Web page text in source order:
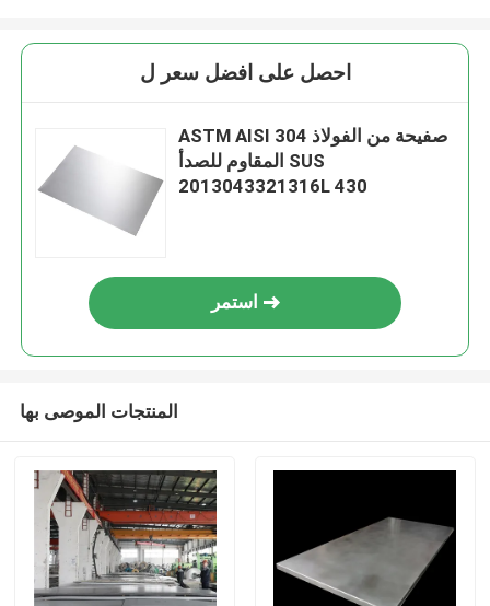
احصل على افضل سعر ل
ASTM AISI 304 صفيحة من الفولاذ
المقاوم للصدأ SUS
2013043321316L 430
استمر
المنتجات الموصى بها